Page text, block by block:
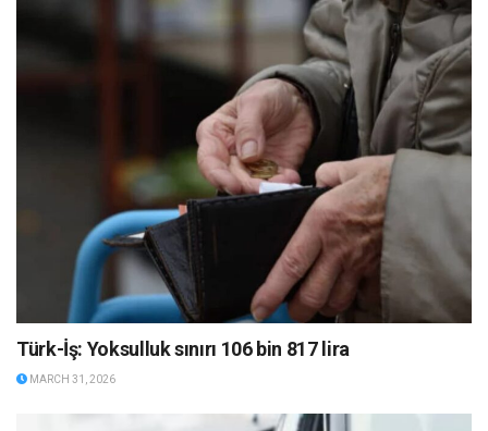
Türk-İş: Yoksulluk sınırı 106 bin 817 lira
MARCH 31, 2026